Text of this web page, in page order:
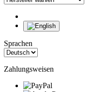
Sprachen
Zahlungsweisen